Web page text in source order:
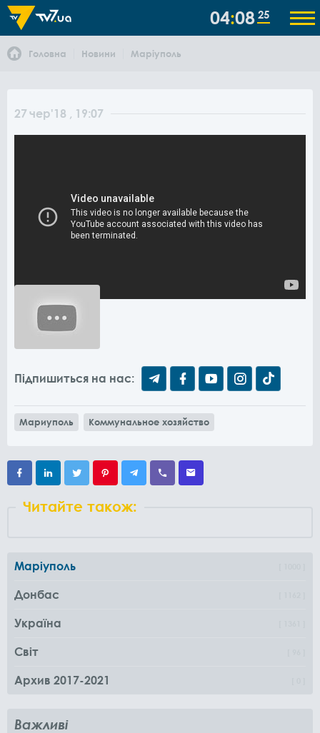
04 08 25
Головна Новини Маріуполь
27 чер'18 , 19:07
Підпишиться на нас:
Мариуполь Коммунальное хозяйство
Читайте також:
Маріуполь
Донбас
Україна
Світ
Архив 2017-2021
Важливі